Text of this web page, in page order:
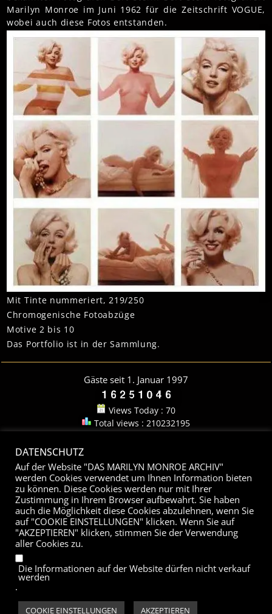
Marilyn Monroe im Juni 1962 für die Zeitschrift VOGUE,
wobei auch diese Fotos entstanden.
Mit Tinte nummeriert, 219/250
Chromogenische Fotoabzüge
Motive 2 bis 10
Das Portfolio ist in der Sammlung.
Gäste seit 1. Januar 1997
Views Today : 70
Total views : 210232195
DAS INTERVIEW
Das Marilyn Monroe Archiv ist eine internationale Sammlung in Wort,
Bild, Film und Ton. Die Sammlung wird durch originale Exponate ergänzt.
Das Archiv bietet ungeahnte Möglichkeiten für Bücher, Ausstellungen,
Veranstaltungen, Fernseh- und Rundfunkprojekte. Die Fachberatung und
Recherche ist möglich. Das Marilyn Monroe Archiv wurde 1982 von Peter
Schnug gegründet und ist seit 1997 im Internet vertreten. Seine
einzigartige Sammlung über Marilyn Monroe informiert ausführlich über
Copyright © 2026 - Privatsammlung Peter Schnug
DATENSCHUTZ
Auf der Website "DAS MARILYN MONROE ARCHIV"
werden Cookies verwendet um Ihnen Information bieten
zu können. Diese Cookies werden nur mit Ihrer
Zustimmung in Ihrem Browser aufbewahrt. Sie haben
auch die Möglichkeit diese Cookies abzulehnen, wenn Sie
auf "COOKIE EINSTELLUNGEN" klicken. Wenn Sie auf
"AKZEPTIEREN" klicken, stimmen Sie der Verwendung
aller Cookies zu.
Die Informationen auf der Website dürfen nicht verkauf
werden
.
COOKIE EINSTELLUNGEN AKZEPTIEREN